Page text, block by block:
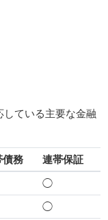
ている主要な金融
務 連帯保証
◯
◯